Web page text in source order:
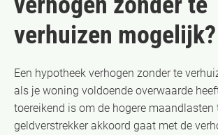
verhuizen mogelijk?
Een hypotheek verhogen zonder te
als je woning voldoende overwaarde
toereikend is om de hogere maandlasten
geldverstrekker akkoord gaat met de